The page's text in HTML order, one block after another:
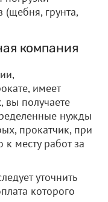
(щебня, грунта,
компания
имеет
получаете
нужды
прокатчик, при
к месту работ за
уточнить
которого